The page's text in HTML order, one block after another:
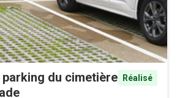
du cimetière
Réalisé